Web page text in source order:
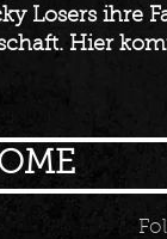
Losers
Hier